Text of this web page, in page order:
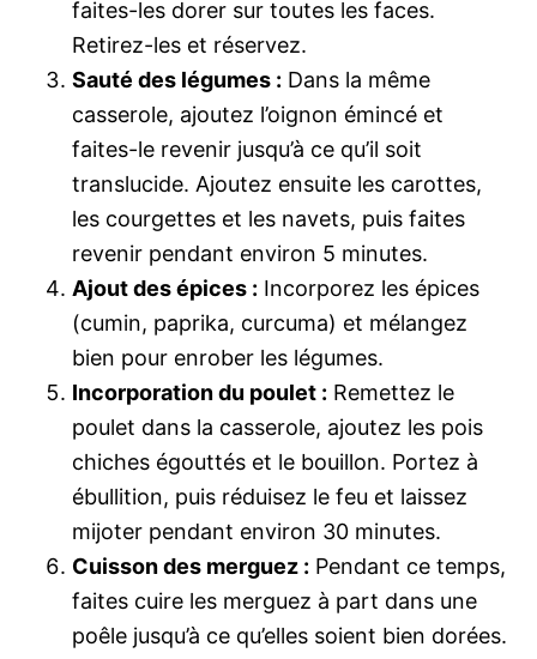
faites-les dorer sur toutes les faces.
Retirez-les et réservez.
Sauté des légumes : Dans la même
casserole, ajoutez l’oignon émincé et
faites-le revenir jusqu’à ce qu’il soit
translucide. Ajoutez ensuite les carottes,
les courgettes et les navets, puis faites
revenir pendant environ 5 minutes.
Ajout des épices : Incorporez les épices
(cumin, paprika, curcuma) et mélangez
bien pour enrober les légumes.
Incorporation du poulet : Remettez le
poulet dans la casserole, ajoutez les pois
chiches égouttés et le bouillon. Portez à
ébullition, puis réduisez le feu et laissez
mijoter pendant environ 30 minutes.
Cuisson des merguez : Pendant ce temps,
faites cuire les merguez à part dans une
poêle jusqu’à ce qu’elles soient bien dorées.